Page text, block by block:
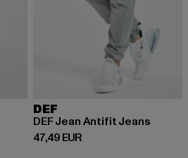
49,99 EUR
DEF
DEF Jean Antifit Jeans
47,49 EUR
Derzeitiger Preis: 47,49 EUR